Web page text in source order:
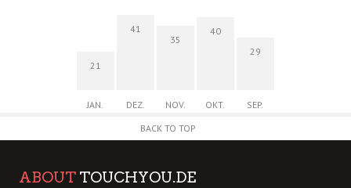
21
JAN.
41
DEZ.
35
NOV.
40
OKT.
29
SEP.
BACK TO TOP
ABOUT TOUCHYOU.DE